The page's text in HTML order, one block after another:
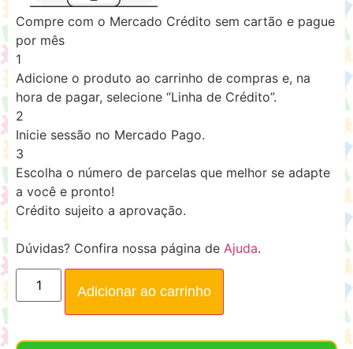
Compre com o Mercado Crédito sem cartão e pague
por mês
1
Adicione o produto ao carrinho de compras e, na
hora de pagar, selecione “Linha de Crédito”.
2
Inicie sessão no Mercado Pago.
3
Escolha o número de parcelas que melhor se adapte
a você e pronto!
Crédito sujeito a aprovação.
Dúvidas? Confira nossa página de Ajuda.
Adicionar ao carrinho